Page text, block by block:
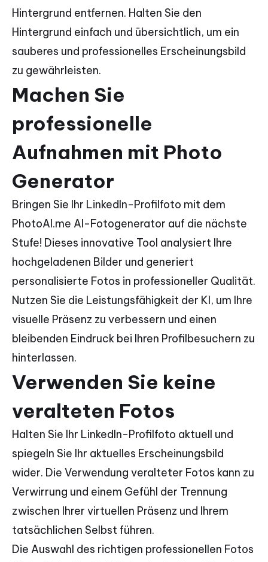
Hintergrund entfernen. Halten Sie den
Hintergrund einfach und übersichtlich, um ein
sauberes und professionelles Erscheinungsbild
zu gewährleisten.
Machen Sie
professionelle
Aufnahmen mit Photo
Generator
Bringen Sie Ihr LinkedIn-Profilfoto mit dem
PhotoAI.me AI-Fotogenerator auf die nächste
Stufe! Dieses innovative Tool analysiert Ihre
hochgeladenen Bilder und generiert
personalisierte Fotos in professioneller Qualität.
Nutzen Sie die Leistungsfähigkeit der KI, um Ihre
visuelle Präsenz zu verbessern und einen
bleibenden Eindruck bei Ihren Profilbesuchern zu
hinterlassen.
Verwenden Sie keine
veralteten Fotos
Halten Sie Ihr LinkedIn-Profilfoto aktuell und
spiegeln Sie Ihr aktuelles Erscheinungsbild
wider. Die Verwendung veralteter Fotos kann zu
Verwirrung und einem Gefühl der Trennung
zwischen Ihrer virtuellen Präsenz und Ihrem
tatsächlichen Selbst führen.
Die Auswahl des richtigen professionellen Fotos